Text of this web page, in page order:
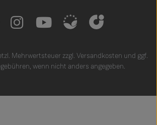
Mehrwertsteuer zzgl. Versandkosten und ggf.
wenn nicht anders angegeben.